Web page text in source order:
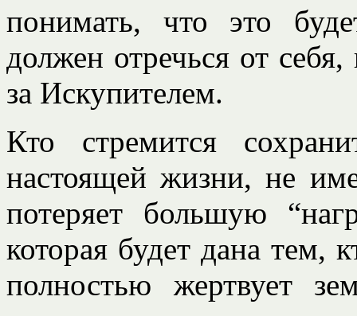
понимать, что это
должен отречься от себя,
за Искупителем.
Кто стремится
настоящей жизни, не
потеряет большую
которая будет дана тем,
полностью жертвует